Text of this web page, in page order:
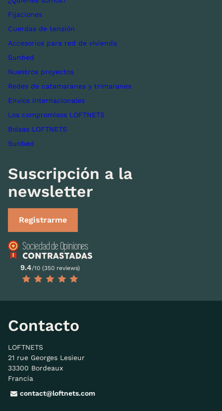
Fijaciones
Cuerdas de tensión
Accesorios para red de vivienda
Sunbed
Nuestros proyectos
Redes de catamaranes y trimaranes
Envíos internacionales
Los compromisos LOFTNETS
Bolsas LOFTNETS
Sunbed
Suscripción a la
newsletter
Registrarme
9.4/10 (350 reviews)
Contacto
LOFTNETS
21 rue Georges Lesieur
33300 Bordeaux
Francia
contact@loftnets.com